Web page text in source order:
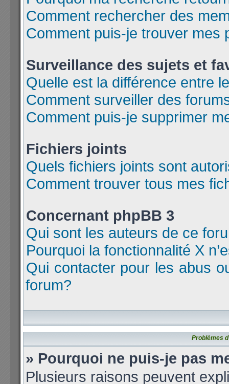
Comment rechercher des
Comment puis-je trouver mes
Surveillance des sujets et
Quelle est la différence entre
Comment surveiller des
Comment puis-je supprimer
Fichiers joints
Quels fichiers joints sont
Comment trouver tous mes
Concernant phpBB 3
Qui sont les auteurs de ce
Pourquoi la fonctionnalité X
Qui contacter pour les abus
forum?
Problèmes
» Pourquoi ne puis-je pas
Plusieurs raisons peuvent